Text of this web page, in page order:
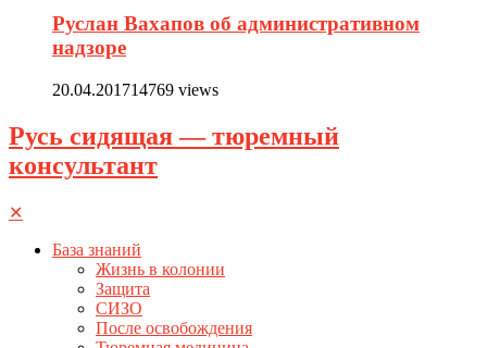
Руслан Вахапов об административном
надзоре
20.04.201714769 views
Русь сидящая — тюремный
консультант
✕
База знаний
Жизнь в колонии
Защита
СИЗО
После освобождения